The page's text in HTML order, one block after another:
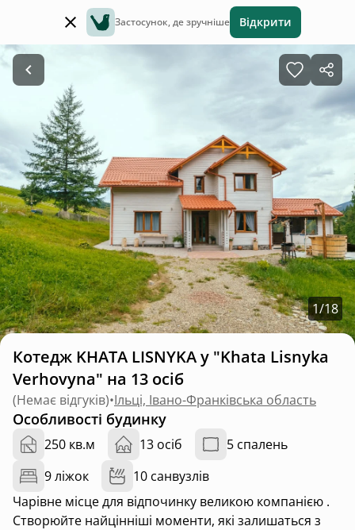
Застосунок, де зручніше Відкрити
1/18
Котедж KHATA LISNYKA у "Khata Lisnyka
Verhovyna" на 13 осіб
(Немає відгуків)•Ільці, Івано-Франківська область
Особливості будинку
250 кв.м 13 осіб
5 спалень
9 ліжок
10 санвузлів
Чарівне місце для відпочинку великою компанією .
Створюйте найцінніші моменти, які залишаться з